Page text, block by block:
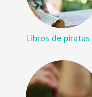
Libros de piratas